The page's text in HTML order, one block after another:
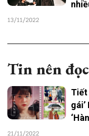
13/11/2022
Tin nên đọc
Tiết
21/11/2022